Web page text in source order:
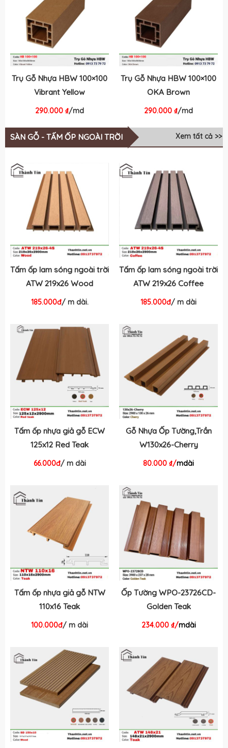
Trụ Gỗ Nhựa HBW 100×100
Vibrant Yellow
290.000 ₫/md
Trụ Gỗ Nhựa HBW 100×100
OKA Brown
290.000 ₫/md
SÀN GỖ - TẤM ỐP NGOÀI TRỜI
Tấm ốp lam sóng ngoài trời
ATW 219x26 Wood
185.000đ/ m dài.
Tấm ốp lam sóng ngoài trời
ATW 219x26 Coffee
185.000đ/ m dài
Tấm ốp nhựa giả gỗ ECW
125x12 Red Teak
66.000đ/ m dài
Gỗ Nhựa Ốp Tường,Trần
W130x26-Cherry
80.000 ₫/mdài
Tấm ốp nhựa giả gỗ NTW
110x16 Teak
100.000đ/ m dài
Ốp Tường WPO-23726CD-
Golden Teak
234.000 ₫/mdài
Xem tất cả >>